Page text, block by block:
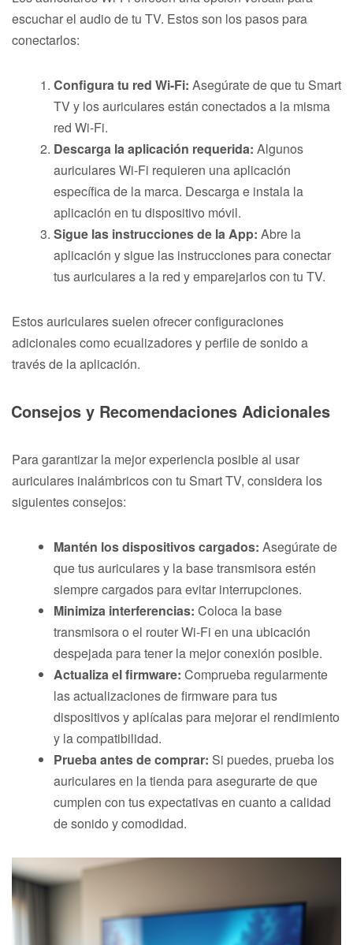
escuchar el audio de tu TV. Estos son los pasos para
conectarlos:
Configura tu red Wi-Fi: Asegúrate de que tu Smart
TV y los auriculares están conectados a la misma
red Wi-Fi.
Descarga la aplicación requerida: Algunos
auriculares Wi-Fi requieren una aplicación
específica de la marca. Descarga e instala la
aplicación en tu dispositivo móvil.
Sigue las instrucciones de la App: Abre la
aplicación y sigue las instrucciones para conectar
tus auriculares a la red y emparejarlos con tu TV.
Estos auriculares suelen ofrecer configuraciones
adicionales como ecualizadores y perfile de sonido a
través de la aplicación.
Consejos y Recomendaciones Adicionales
Para garantizar la mejor experiencia posible al usar
auriculares inalámbricos con tu Smart TV, considera los
siguientes consejos:
Mantén los dispositivos cargados: Asegúrate de
que tus auriculares y la base transmisora estén
siempre cargados para evitar interrupciones.
Minimiza interferencias: Coloca la base
transmisora o el router Wi-Fi en una ubicación
despejada para tener la mejor conexión posible.
Actualiza el firmware: Comprueba regularmente
las actualizaciones de firmware para tus
dispositivos y aplícalas para mejorar el rendimiento
y la compatibilidad.
Prueba antes de comprar: Si puedes, prueba los
auriculares en la tienda para asegurarte de que
cumplen con tus expectativas en cuanto a calidad
de sonido y comodidad.